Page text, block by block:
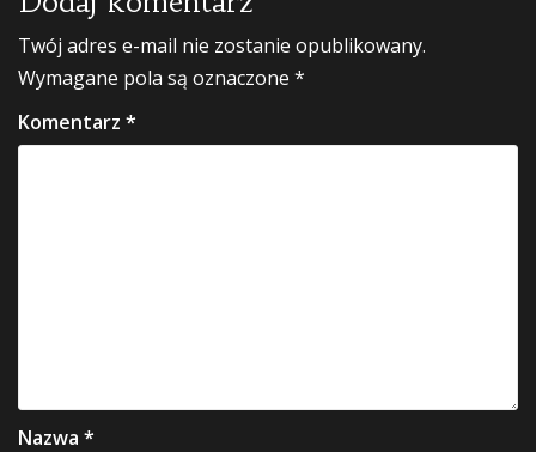
Twój adres e-mail nie zostanie opublikowany.
Wymagane pola są oznaczone *
Komentarz *
Nazwa *